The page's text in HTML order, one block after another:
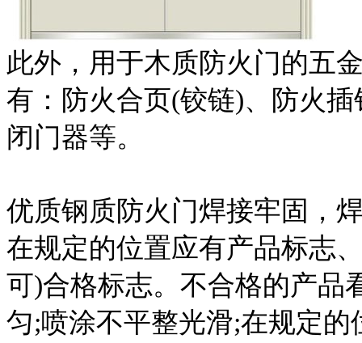
此外，用于木质防火门的五
有：防火合页(铰链)、防火
闭门器等。
优质钢质防火门焊接牢固，
在规定的位置应有产品标志
可)合格标志。不合格的产品
匀;喷涂不平整光滑;在规定